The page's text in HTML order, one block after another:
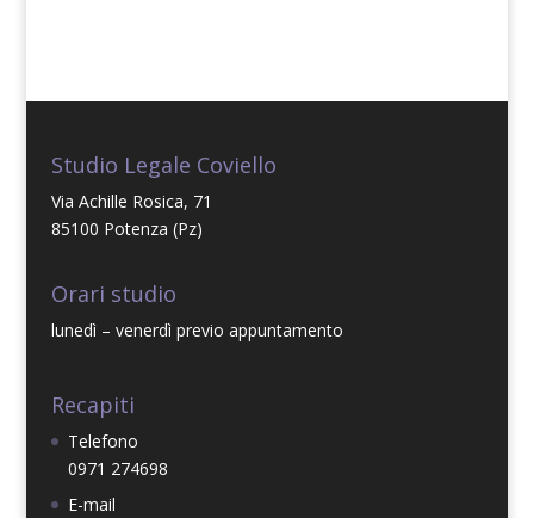
Studio Legale Coviello
Via Achille Rosica, 71
85100 Potenza (Pz)
Orari studio
lunedì – venerdì previo appuntamento
Recapiti
Telefono
0971 274698
E-mail